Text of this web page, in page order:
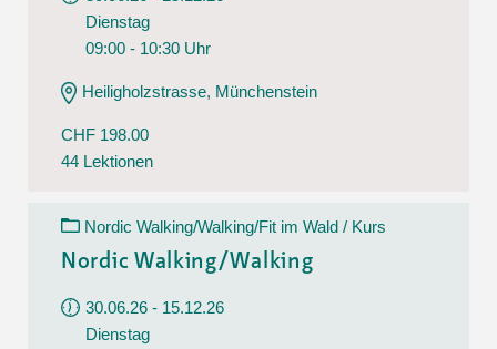
Dienstag
09:00 - 10:30 Uhr
Heiligholzstrasse, Münchenstein
CHF 198.00
44 Lektionen
Nordic Walking/Walking/Fit im Wald / Kurs
Nordic Walking/Walking
30.06.26 - 15.12.26
Dienstag